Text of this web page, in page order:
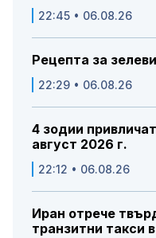
22:45 • 06.08.26
Рецепта за
22:29 • 06.08.26
4 зодии
август 2026 г.
22:12 • 06.08.26
Иран отрече
транзитни такси